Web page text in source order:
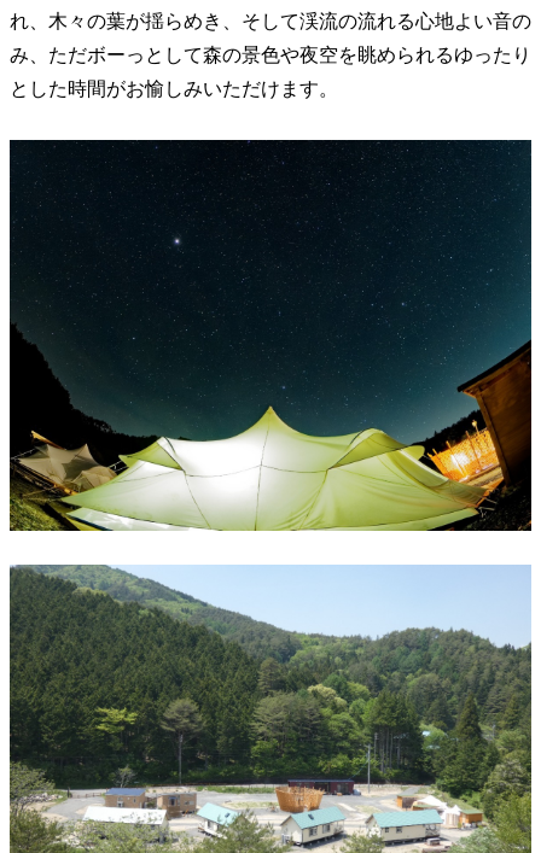
れ、木々の葉が揺らめき、そして渓流の流れる心地よい音の
み、ただボーっとして森の景色や夜空を眺められるゆったり
とした時間がお愉しみいただけます。